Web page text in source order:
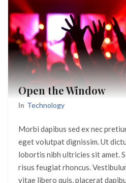
Open the Window
In Technology
Morbi dapibus sed ex nec
eget volutpat dignissim. Ut
lobortis nibh ultricies sit amet.
risus feugiat rhoncus.
vitae libero quis, placerat